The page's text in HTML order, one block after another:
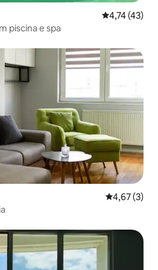
4,74 de uma
4,74 (43)
piscina e spa
4,67 de
4,67 (3)